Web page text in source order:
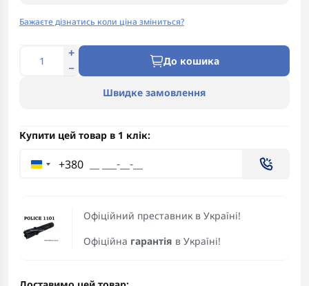
Офіційний преставник в Україні!
Офіційна гарантія в Україні!
Бажаєте дізнатись коли ціна зміниться?
До кошика
Швидке замовлення
Купити цей товар в 1 клік:
+380